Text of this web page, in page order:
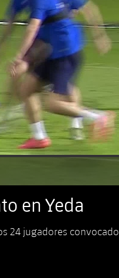
en Yeda
24 jugadores